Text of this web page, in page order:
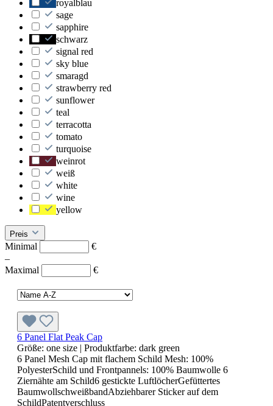
royalblau
sage
sapphire
schwarz
signal red
sky blue
smaragd
strawberry red
sunflower
teal
terracotta
tomato
turquoise
weinrot
weiß
white
wine
yellow
Preis
Minimal
€
–
Maximal
€